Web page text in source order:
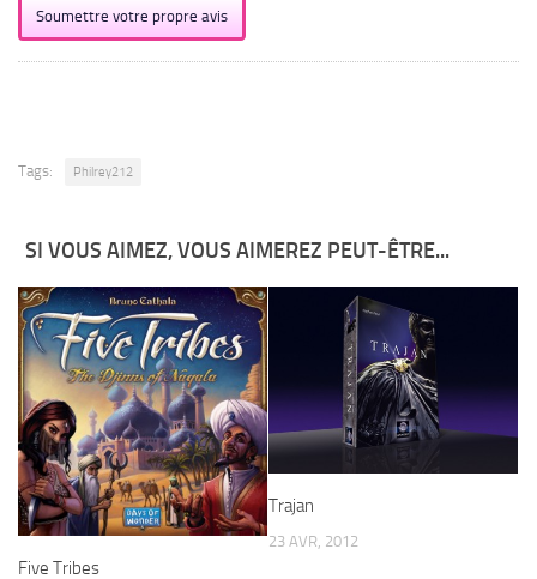
Soumettre votre propre avis
Tags: Philrey212
SI VOUS AIMEZ, VOUS AIMEREZ PEUT-ÊTRE...
Five Tribes
Trajan
23 AVR, 2012